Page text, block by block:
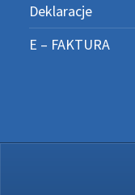
Deklaracje
E – FAKTURA